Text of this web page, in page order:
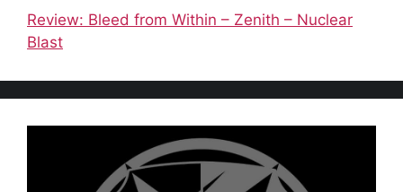
Review: Bleed from Within – Zenith – Nuclear
Blast